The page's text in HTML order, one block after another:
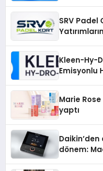
SRV Padel
Kleen-Hy-
Emisyonlu
Marie
yaptı
dönem: